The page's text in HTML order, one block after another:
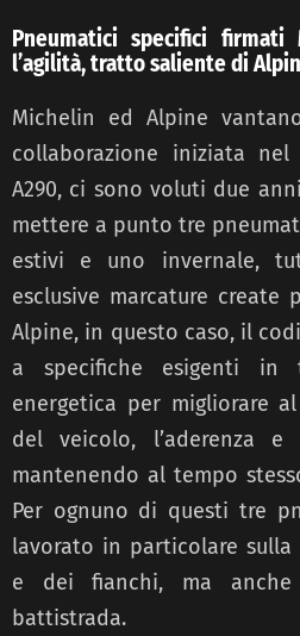
Pneumatici specifici firmati
l’agilità, tratto saliente di
Michelin ed Alpine
collaborazione iniziata
A290, ci sono voluti due
mettere a punto tre
estivi e uno invernale,
esclusive marcature create
Alpine, in questo caso, il
a specifiche esigenti in
energetica per migliorare
del veicolo, l’aderenza
mantenendo al tempo
Per ognuno di questi tre
lavorato in particolare
e dei fianchi, ma
battistrada.